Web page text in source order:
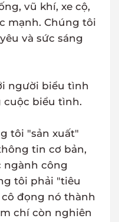
vũ khí, xe cộ,
mạnh. Chúng tôi
và sức sáng
người biểu tình
cuộc biểu tình.
tôi "sản xuất"
tin cơ bản,
ngành công
tôi phải "tiêu
đọng nó thành
chí còn nghiên